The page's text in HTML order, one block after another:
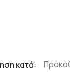
κατά: